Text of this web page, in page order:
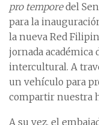
pro temporedel
para la
la nueva Red
jornada
intercultural. A
un vehículo para
compartir nuestra
A su vez, el